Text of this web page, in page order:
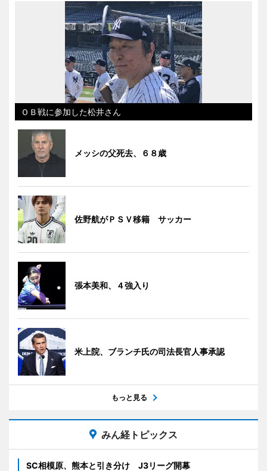
ＯＢ戦に参加した松井さん
メッシの父死去、６８歳
佐野航がＰＳＶ移籍 サッカー
張本美和、４強入り
米上院、ブランチ氏の司法長官人事承認
もっと見る
みん経トピックス
SC相模原、熊本と引き分け J3リーグ開幕